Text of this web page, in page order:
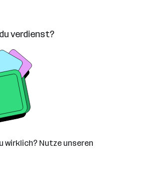
verdienst?
wirklich? Nutze unseren